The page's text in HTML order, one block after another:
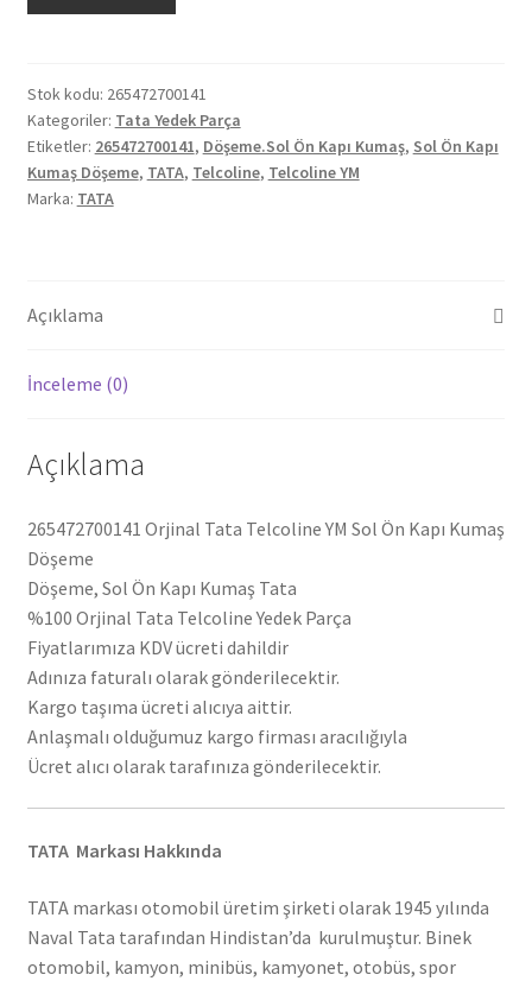
Sol
Ön
Kapı
Kumaş
Döşeme
Stok kodu: 265472700141
Kategoriler: Tata Yedek Parça
Etiketler: 265472700141, Döşeme.Sol Ön Kapı Kumaş, Sol Ön Kapı
Kumaş Döşeme, TATA, Telcoline, Telcoline YM
Marka: TATA
Açıklama
İnceleme (0)
Açıklama
265472700141 Orjinal Tata Telcoline YM Sol Ön Kapı Kumaş
Döşeme
Döşeme, Sol Ön Kapı Kumaş Tata
%100 Orjinal Tata Telcoline Yedek Parça
Fiyatlarımıza KDV ücreti dahildir
Adınıza faturalı olarak gönderilecektir.
Kargo taşıma ücreti alıcıya aittir.
Anlaşmalı olduğumuz kargo firması aracılığıyla
Ücret alıcı olarak tarafınıza gönderilecektir.
TATA Markası Hakkında
TATA markası otomobil üretim şirketi olarak 1945 yılında
Naval Tata tarafından Hindistan’da kurulmuştur. Binek
otomobil, kamyon, minibüs, kamyonet, otobüs, spor